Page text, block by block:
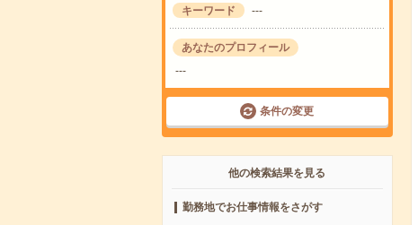
キーワード ---
あなたのプロフィール
---
条件の変更
他の検索結果を見る
勤務地でお仕事情報をさがす